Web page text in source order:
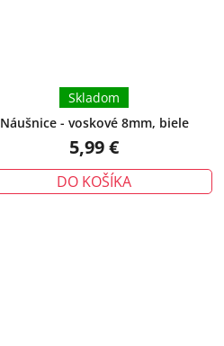
Náušnice - voskové 8mm, biele
Skladom
5,99 €
DO KOŠÍKA